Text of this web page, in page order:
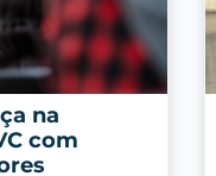
na
com